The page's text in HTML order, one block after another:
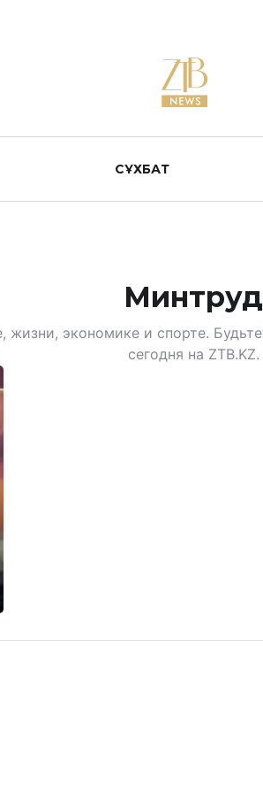
СҰХБАТ
Минтруд
жизни, экономике и спорте.
сегодня на ZTB.KZ.